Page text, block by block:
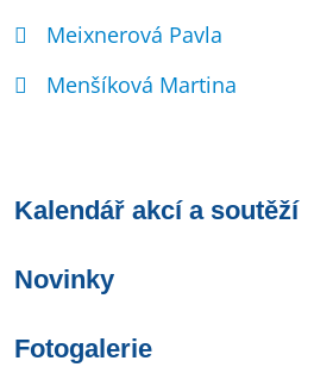
Meixnerová Pavla
Menšíková Martina
Kalendář akcí a soutěží
Novinky
Fotogalerie